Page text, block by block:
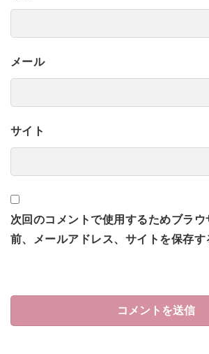
メール
サイト
次回のコメントで使用するためブラウ
前、メールアドレス、サイトを保存す